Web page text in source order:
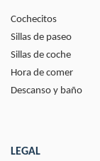
Cochecitos
Sillas de paseo
Sillas de coche
Hora de comer
Descanso y baño
LEGAL